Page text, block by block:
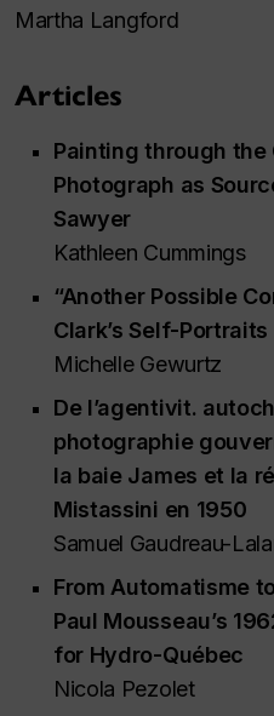
Martha Langford
Articles
Painting through the
Photograph as
Sawyer
Kathleen Cummings
“Another Possible
Clark’s Self-
Michelle Gewurtz
De l’agentivit.
photographie
la baie James et la
Mistassini en 1950
Samuel Gaudreau-
From Automatisme
Paul Mousseau’s
for Hydro-Québec
Nicola Pezolet